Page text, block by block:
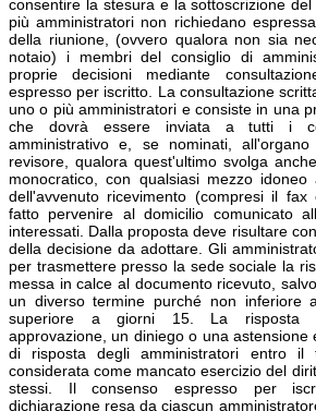
consentire la stesura e la sottoscrizione
più amministratori non richiedano
della riunione, (ovvero qualora non sia
notaio) i membri del consiglio di
proprie decisioni mediante
espresso per iscritto. La consultazione
uno o più amministratori e consiste in una
che dovrà essere inviata a tutti i
amministrativo e, se nominati,
revisore, qualora quest'ultimo svolga
monocratico, con qualsiasi mezzo
dell'avvenuto ricevimento (compresi il fax
fatto pervenire al domicilio comunicato
interessati. Dalla proposta deve risultare
della decisione da adottare. Gli
per trasmettere presso la sede sociale la
messa in calce al documento ricevuto,
un diverso termine purché non inferiore
superiore a giorni 15. La risposta
approvazione, un diniego o una astensione
di risposta degli amministratori entro il
considerata come mancato esercizio del
stessi. Il consenso espresso per
dichiarazione resa da ciascun